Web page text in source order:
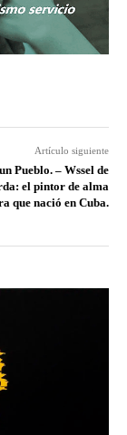
Artículo siguiente
Pueblo. – Wssel de
el pintor de alma
que nació en Cuba.